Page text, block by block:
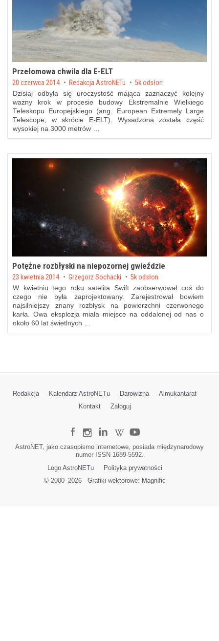
Przełomowa chwila dla E-ELT
Posted on
20 czerwca 2014 byRedakcja AstroNETu 5k odsłon
Dzisiaj odbyła się uroczystość mająca zaznaczyć kolejny
ważny krok w procesie budowy Ekstremalnie Wielkiego
Teleskopu Europejskiego (ang. European Extremely Large
Telescope, w skrócie E-ELT). Wysadzona została część
wysokiej na 3000 metrów …
Potężne rozbłyski na niepozornej gwieździe
Posted on
23 kwietnia 2014 byGrzegorz Sochacki 5k odsłon
W kwietniu tego roku satelita Swift zaobserwował coś do
czego nie była zaprojektowany. Zarejestrował bowiem
najsilniejszy znany rozbłysk na powierzchni czerwonego
karła. Owa eksplozja miała miejsce na oddalonej od nas o
około 60 lat świetlnych …
Redakcja Kalendarz AstroNETu Darowizna
Almukantarat
Kontakt
Zaloguj
AstroNET, jako czasopismo internetowe, posiada międzynarodowy
numer ISSN 1689-5592.
Logo AstroNETu
Polityka prywatności
© 2000–2026Grafiki wektorowe: Magnific